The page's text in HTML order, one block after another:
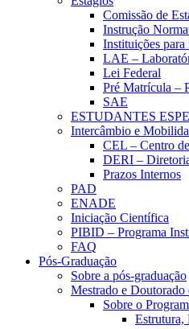
Comissão de
Instrução
Instituições para
LAE –
Lei Federal
Pré Matrícula –
SAE
ESTUDANTES
Intercâmbio e
CEL – Centro
DERI –
Prazos Internos
PAD
ENADE
Iniciação Científica
PIBID – Programa
FAQ
Pós-Graduação
Sobre a pós-graduação
Mestrado e Doutorado
Sobre o
Estrutura,